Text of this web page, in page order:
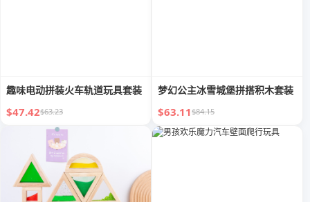
趣味电动拼装火车轨道玩具套装
$47.42$63.23
梦幻公主冰雪城堡拼搭积木套装
$63.11$84.15